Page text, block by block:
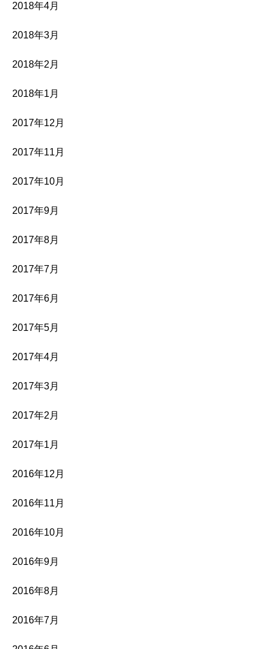
2018年4月
2018年3月
2018年2月
2018年1月
2017年12月
2017年11月
2017年10月
2017年9月
2017年8月
2017年7月
2017年6月
2017年5月
2017年4月
2017年3月
2017年2月
2017年1月
2016年12月
2016年11月
2016年10月
2016年9月
2016年8月
2016年7月